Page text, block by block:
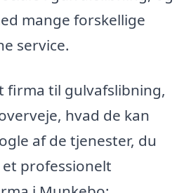
mange forskellige
service.
firma til gulvafslibning,
hvad de kan
af de tjenester, du
professionelt